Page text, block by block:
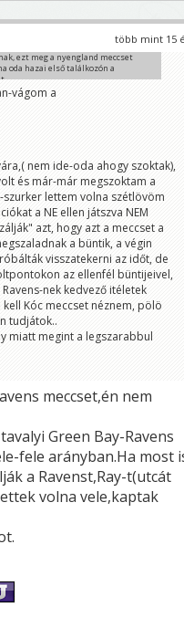
több mint 15
ezt meg a nyengland meccset
oda hazai első találkozón a
vágom a
nem ide-oda ahogy szoktak),
és már-már megszoktam a
szurker lettem volna szétlövöm
a NE ellen játszva NEM
azt, hogy azt a meccset a
a büntik, a végin
visszatekerni az időt, de
az ellenfél büntijeivel,
nek kedvező itéletek
Kóc meccset néznem, pölö
tudjátok..
miatt megint a legszarabbul
meccset,én nem
Green Bay-Ravens
fele arányban.Ha most
a Ravenst,Ray-t(utcát
volna vele,kaptak